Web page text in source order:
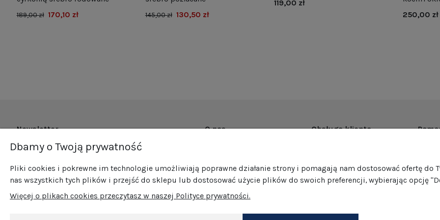
189,00 zł 170,10 zł 145,00 zł 130,50 zł
119,00 zł
250,00 zł
Newsletter
Zapisz się do naszego newslettera i bądź na
promocjami!
O nas
Promocje
Sprzedaż hurtowa
Blog
Obsługa klienta
Formy płatności
Jak pakujemy nasze produkty?
GPSR
Dbamy o Twoją prywatność
Pliki cookies i pokrewne im technologie umożliwiają poprawne działanie strony i pomagają nam dostosować ofertę do
nas wszystkich tych plików i przejść do sklepu lub dostosować użycie plików do swoich preferencji, wybierając opcję
Więcej o plikach cookies przeczytasz w naszej Polityce prywatności.